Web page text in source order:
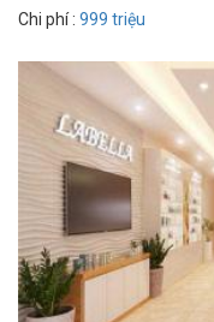
Chi phí : 999 triệu